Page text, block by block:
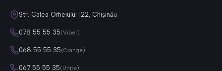
Str. Calea Orheiului 122, Chișinău
078 55 55 35(Viber)
068 55 55 35(Orange)
067 55 55 35(Unite)